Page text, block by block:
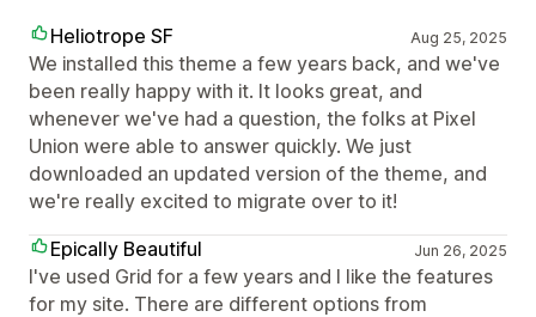
Heliotrope SF Aug 25, 2025
We installed this theme a few years back, and we've
been really happy with it. It looks great, and
whenever we've had a question, the folks at Pixel
Union were able to answer quickly. We just
downloaded an updated version of the theme, and
we're really excited to migrate over to it!
Epically Beautiful
Jun 26, 2025
I've used Grid for a few years and I like the features
for my site. There are different options from